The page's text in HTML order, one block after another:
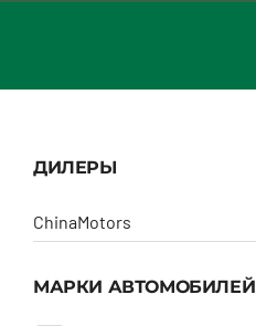
ДИЛЕРЫ
ChinaMotors
МАРКИ АВТОМОБИЛЕЙ